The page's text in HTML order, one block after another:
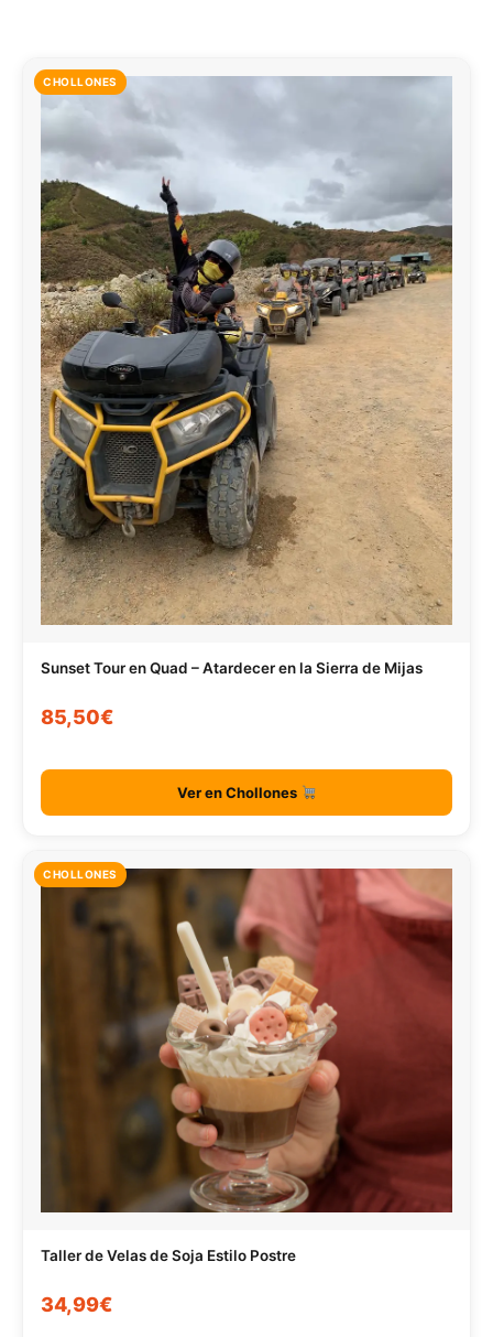
CHOLLONES
Sunset Tour en Quad – Atardecer en la Sierra de Mijas
85,50€
Ver en Chollones
CHOLLONES
Taller de Velas de Soja Estilo Postre
34,99€